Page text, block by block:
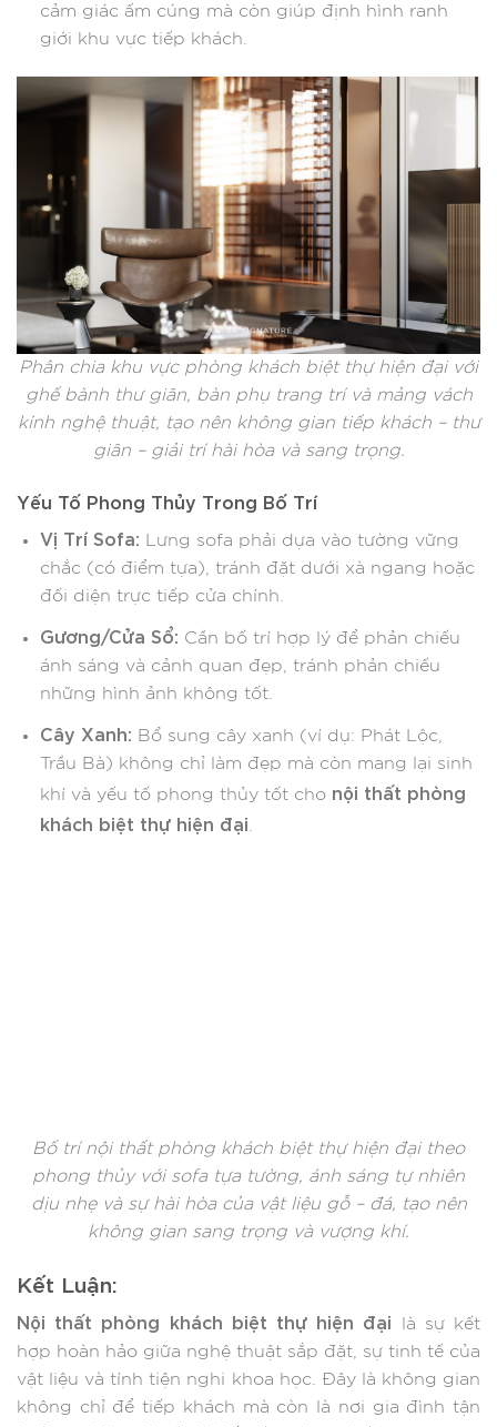
cảm giác ấm cúng mà còn giúp định hình ranh
giới khu vực tiếp khách.
Phân chia khu vực phòng khách biệt thự hiện đại với
ghế bành thư giãn, bàn phụ trang trí và mảng vách
kính nghệ thuật, tạo nên không gian tiếp khách – thư
giãn – giải trí hài hòa và sang trọng.
Yếu Tố Phong Thủy Trong Bố Trí
Vị Trí Sofa: Lưng sofa phải dựa vào tường vững
chắc (có điểm tựa), tránh đặt dưới xà ngang hoặc
đối diện trực tiếp cửa chính.
Gương/Cửa Sổ: Cần bố trí hợp lý để phản chiếu
ánh sáng và cảnh quan đẹp, tránh phản chiếu
những hình ảnh không tốt.
Cây Xanh: Bổ sung cây xanh (ví dụ: Phát Lộc,
Trầu Bà) không chỉ làm đẹp mà còn mang lại sinh
khí và yếu tố phong thủy tốt cho nội thất phòng
khách biệt thự hiện đại
Bố trí nội thất phòng khách biệt thự hiện đại theo
phong thủy với sofa tựa tường, ánh sáng tự nhiên
dịu nhẹ và sự hài hòa của vật liệu gỗ – đá, tạo nên
không gian sang trọng và vượng khí.
Kết Luận:
Nội thất phòng khách biệt thự hiện đại là sự kết
hợp hoàn hảo giữa nghệ thuật sắp đặt, sự tinh tế của
vật liệu và tính tiện nghi khoa học. Đây là không gian
không chỉ để tiếp khách mà còn là nơi gia đình tận